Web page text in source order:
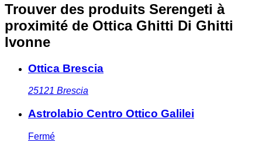
Trouver des produits Serengeti à
proximité de Ottica Ghitti Di Ghitti
Ivonne
Ottica Brescia
25121 Brescia
Astrolabio Centro Ottico Galilei
Fermé